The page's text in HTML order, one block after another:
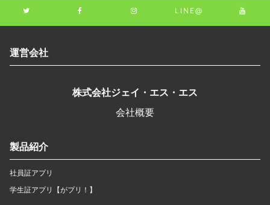
LINE@
運営会社
株式会社ジェイ・エス・エス
会社概要
製品紹介
社員証アプリ
学生証アプリ【がプリ！】